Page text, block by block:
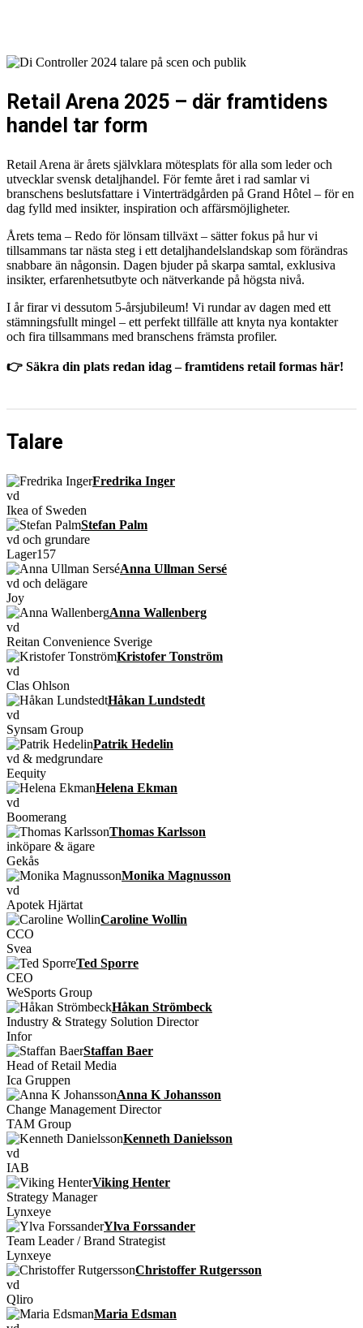
Retail Arena 2025 – där framtidens
handel tar form
Retail Arena är årets självklara mötesplats för alla som leder och
utvecklar svensk detaljhandel. För femte året i rad samlar vi
branschens beslutsfattare i Vinterträdgården på Grand Hôtel – för en
dag fylld med insikter, inspiration och affärsmöjligheter.
Årets tema – Redo för lönsam tillväxt – sätter fokus på hur vi
tillsammans tar nästa steg i ett detaljhandelslandskap som förändras
snabbare än någonsin. Dagen bjuder på skarpa samtal, exklusiva
insikter, erfarenhetsutbyte och nätverkande på högsta nivå.
I år firar vi dessutom 5-årsjubileum! Vi rundar av dagen med ett
stämningsfullt mingel – ett perfekt tillfälle att knyta nya kontakter
och fira tillsammans med branschens främsta profiler.
👉 Säkra din plats redan idag – framtidens retail formas här!
Talare
Fredrika Inger
vd
Ikea of Sweden
Stefan Palm
vd och grundare
Lager157
Anna Ullman Sersé
vd och delägare
Joy
Anna Wallenberg
vd
Reitan Convenience Sverige
Kristofer Tonström
vd
Clas Ohlson
Håkan Lundstedt
vd
Synsam Group
Patrik Hedelin
vd & medgrundare
Eequity
Helena Ekman
vd
Boomerang
Thomas Karlsson
inköpare & ägare
Gekås
Monika Magnusson
vd
Apotek Hjärtat
Caroline Wollin
CCO
Svea
Ted Sporre
CEO
WeSports Group
Håkan Strömbeck
Industry & Strategy Solution Director
Infor
Staffan Baer
Head of Retail Media
Ica Gruppen
Anna K Johansson
Change Management Director
TAM Group
Kenneth Danielsson
vd
IAB
Viking Henter
Strategy Manager
Lynxeye
Ylva Forssander
Team Leader / Brand Strategist
Lynxeye
Christoffer Rutgersson
vd
Qliro
Maria Edsman